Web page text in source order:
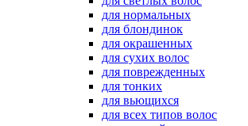
для нормальных
для блондинок
для окрашенных
для сухих волос
для поврежденных
для тонких
для вьющихся
для всех типов волос